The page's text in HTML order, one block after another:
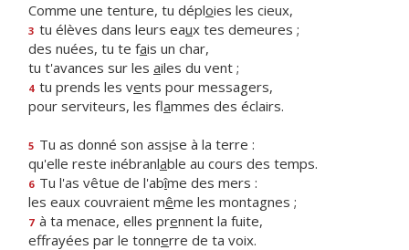
Comme une tenture, tu déploies les cieux,
3 tu élèves dans leurs eaux tes demeures ;
des nuées, tu te fais un char,
tu t'avances sur les ailes du vent ;
4 tu prends les vents pour messagers,
pour serviteurs, les flammes des éclairs.
5 Tu as donné son assise à la terre :
qu'elle reste inébranlable au cours des temps.
6 Tu l'as vêtue de l'abîme des mers :
les eaux couvraient même les montagnes ;
7 à ta menace, elles prennent la fuite,
effrayées par le tonnerre de ta voix.